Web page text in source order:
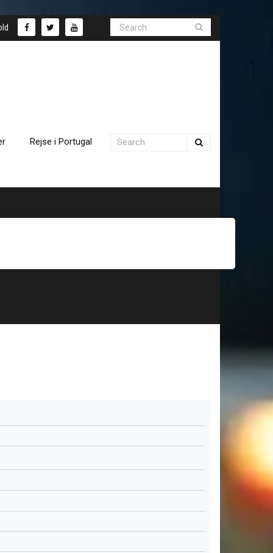
Rejse i Portugal